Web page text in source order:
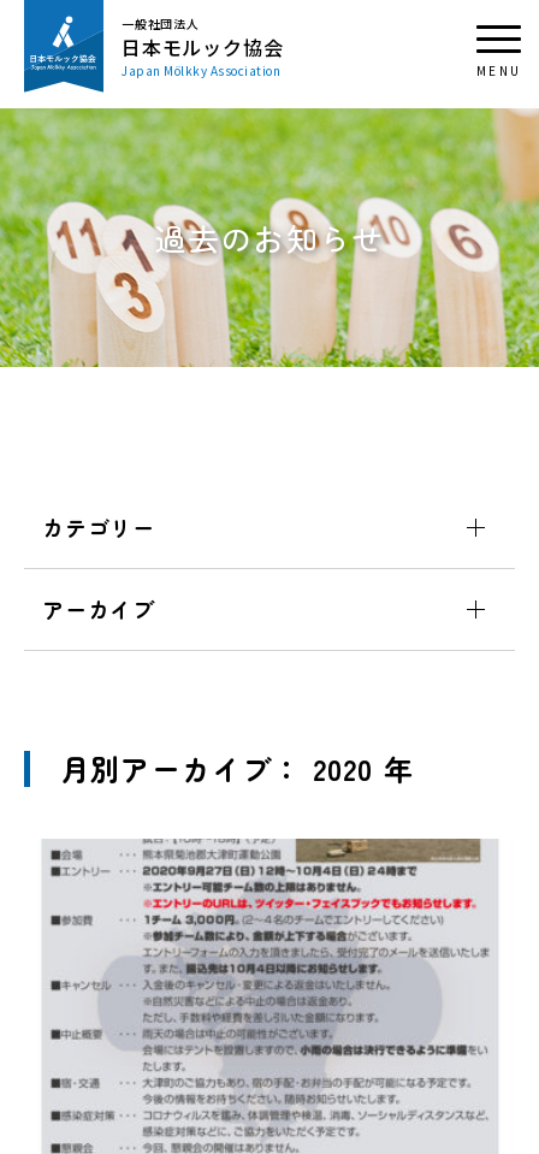
一般社団法人
日本モルック協会
Japan Mölkky Association
過去のお知らせ
月別アーカイブ： 2020 年
カテゴリー
アーカイブ